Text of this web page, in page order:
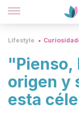
Lifestyle
"Pienso,
origen y
esta